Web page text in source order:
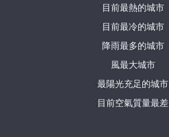
目前最熱的城市
目前最冷的城市
降雨最多的城市
風最大城市
最陽光充足的城市
目前空氣質量最差